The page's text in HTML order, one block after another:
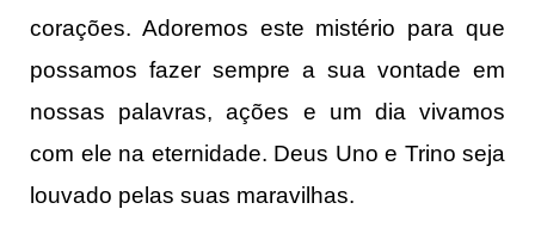
corações. Adoremos este mistério para que
possamos fazer sempre a sua vontade em
nossas palavras, ações e um dia vivamos
com ele na eternidade. Deus Uno e Trino seja
louvado pelas suas maravilhas.